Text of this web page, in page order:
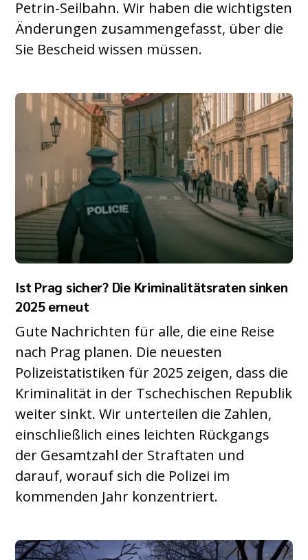
Petrin-Seilbahn. Wir haben die wichtigsten
Änderungen zusammengefasst, über die
Sie Bescheid wissen müssen.
Ist Prag sicher? Die Kriminalitätsraten sinken
2025 erneut
Gute Nachrichten für alle, die eine Reise
nach Prag planen. Die neuesten
Polizeistatistiken für 2025 zeigen, dass die
Kriminalität in der Tschechischen Republik
weiter sinkt. Wir unterteilen die Zahlen,
einschließlich eines leichten Rückgangs
der Gesamtzahl der Straftaten und
darauf, worauf sich die Polizei im
kommenden Jahr konzentriert.